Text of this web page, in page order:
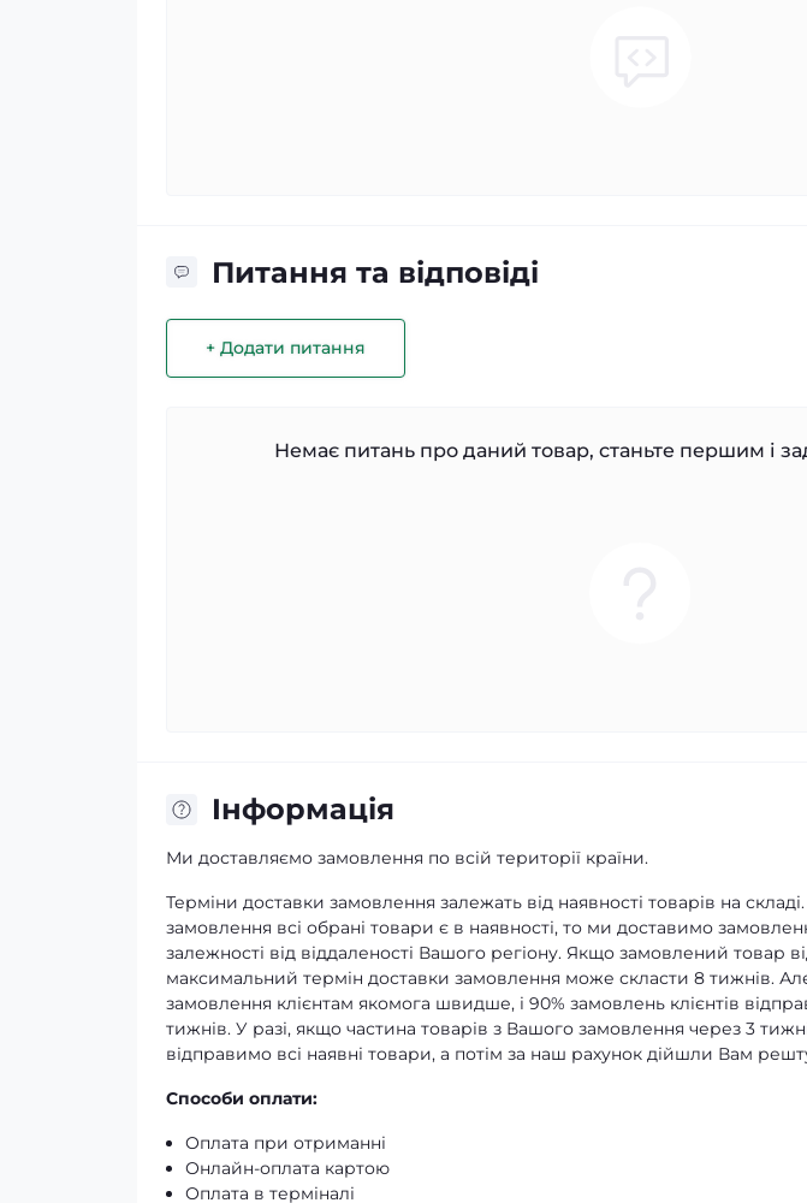
Питання та відповіді
+ Додати питання
Немає питань про даний товар, станьте першим і
Iнформація
Ми доставляємо замовлення по всій території країни.
Терміни доставки замовлення залежать від наявності товарів на
замовлення всі обрані товари є в наявності, то ми доставимо
залежності від віддаленості Вашого регіону. Якщо замовлений товар
максимальний термін доставки замовлення може скласти 8 тижнів.
замовлення клієнтам якомога швидше, і 90% замовлень клієнтів
тижнів. У разі, якщо частина товарів з Вашого замовлення через 3
відправимо всі наявні товари, а потім за наш рахунок дійшли Вам
Способи оплати:
Оплата при отриманні
Онлайн-оплата картою
Оплата в терміналі